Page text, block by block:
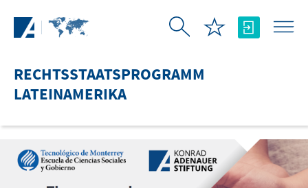
RECHTSSTAATSPROGRAMM
LATEINAMERIKA